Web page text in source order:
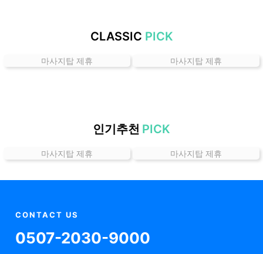
곳
인
보
CLASSIC PICK
마사지탑 제휴 마사지탑 제휴
인기추천 PICK
마사지탑 제휴 마사지탑 제휴
CONTACT US
0507-2030-9000